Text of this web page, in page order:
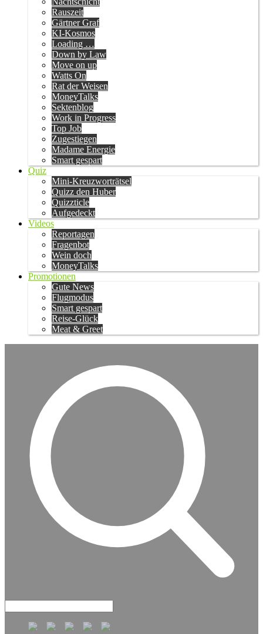
Rauszeit
Gärtner Graf
KI-Kosmos
Loading …
Down by Law
Move on up
Watts On
Rat der Weisen
MoneyTalks
Sektenblog
Work in Progress
Top Job
Zugestiegen
Madame Energie
Smart gespart
Quiz
Mini-Kreuzworträtsel
Quizz den Huber
Quizzticle
Aufgedeckt
Videos
Reportagen
Fragenbot
Wein doch
MoneyTalks
Promotionen
Gute News
Flugmodus
Smart gespart
Reise-Glück
Meat & Greet